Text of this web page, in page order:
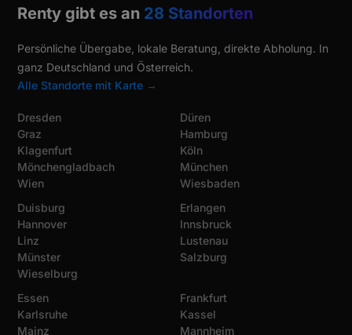
Renty gibt es an 28 Standorten
Persönliche Übergabe, lokale Beratung, direkte Abholung. In
ganz Deutschland und Österreich.
Alle Standorte mit Karte →
Dresden
Graz
Klagenfurt
Mönchengladbach
Wien
Düren
Hamburg
Köln
München
Wiesbaden
Duisburg
Hannover
Linz
Münster
Wieselburg
Erlangen
Innsbruck
Lustenau
Salzburg
Essen
Karlsruhe
Mainz
Frankfurt
Kassel
Mannheim